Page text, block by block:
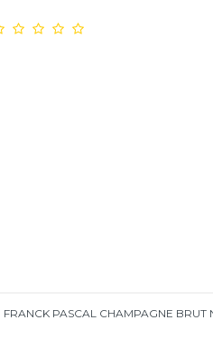
FRANCK PASCAL CHAMPAGNE BRUT